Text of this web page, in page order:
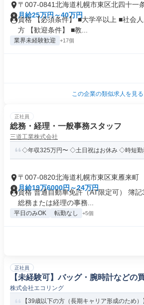
〒007-0841北海道札幌市東区北四十一
月給25万円～40万円
資格 【必須条件】 ■大学卒以上 ■社会
方 【歓迎条件】 ■教...
業界未経験歓迎 +17個
この企業の類似求人を見る
正社員
総務・経理・一般事務スタッフ
三道工業株式会社
◇年収325万円〜 ◇土日祝はお休み ◇時短勤
〒007-0820北海道札幌市東区東雁来町
月給19万6000円～24万円
資格 普通自動車免許（AT限定可） 簿
総務または経理の事務...
平日のみOK 転勤なし +5個
正社員
【未経験可】バッグ・腕時計などの
株式会社エコリング
【39歳以下の方（長期キャリア形成のため